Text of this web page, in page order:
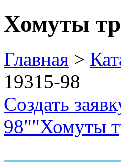
Хомуты
Главная >
19315-98
Создать
98""Хомуты